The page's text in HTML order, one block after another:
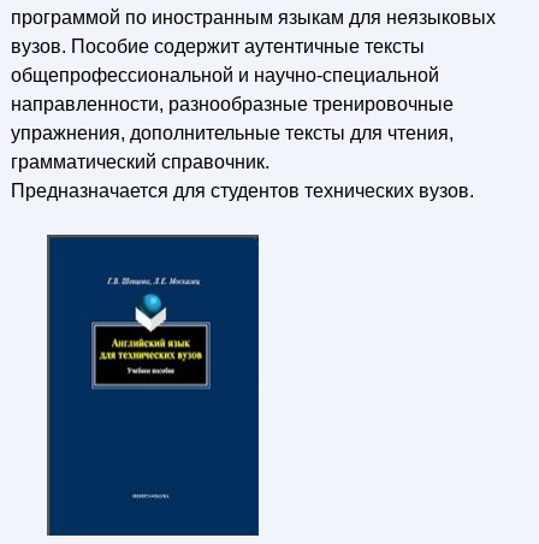
программой по иностранным языкам для неязыковых
вузов. Пособие содержит аутентичные тексты
общепрофессиональной и научно-специальной
направленности, разнообразные тренировочные
упражнения, дополнительные тексты для чтения,
грамматический справочник.
Предназначается для студентов технических вузов.